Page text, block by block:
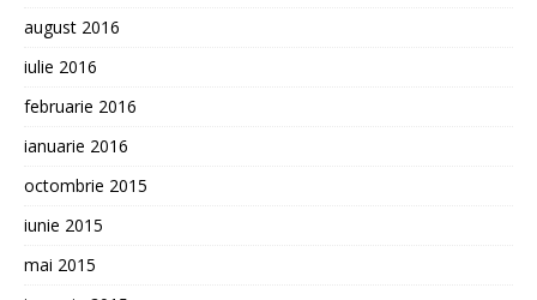
august 2016
iulie 2016
februarie 2016
ianuarie 2016
octombrie 2015
iunie 2015
mai 2015